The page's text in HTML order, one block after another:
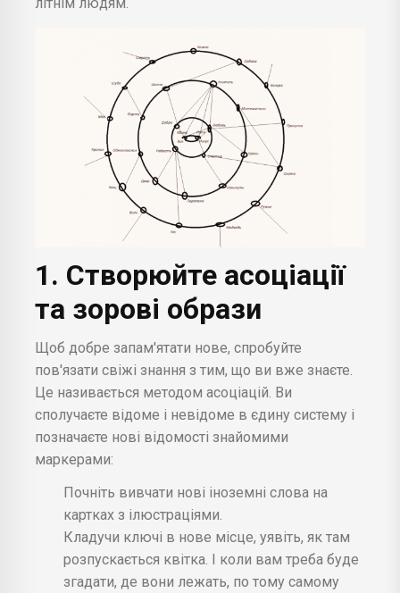
1. Створюйте асоціації
та зорові образи
Щоб добре запам'ятати нове, спробуйте
пов'язати свіжі знання з тим, що ви вже знаєте.
Це називається методом асоціацій. Ви
сполучаєте відоме і невідоме в єдину систему і
позначаєте нові відомості знайомими
маркерами:
Почніть вивчати нові іноземні слова на
картках з ілюстраціями.
Кладучи ключі в нове місце, уявіть, як там
розпускається квітка. І коли вам треба буде
згадати, де вони лежать, по тому самому